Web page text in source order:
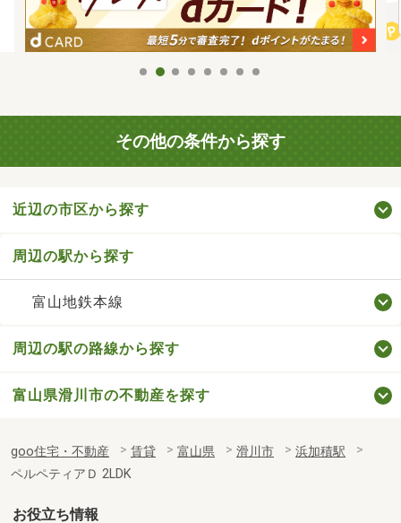
その他の条件から探す
近辺の市区から探す
周辺の駅から探す
富山地鉄本線
周辺の駅の路線から探す
富山県滑川市の不動産を探す
goo住宅・不動産 賃貸 富山県 滑川市
浜加積駅
ペルペティアＤ 2LDK
お役立ち情報